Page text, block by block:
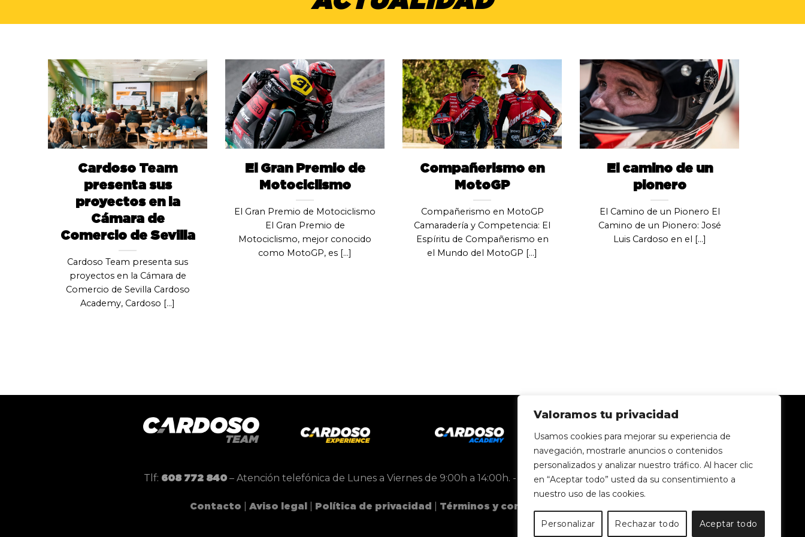
Valoramos tu privacidad
Usamos cookies para mejorar su experiencia de
navegación, mostrarle anuncios o contenidos
personalizados y analizar nuestro tráfico. Al hacer clic
en “Aceptar todo” usted da su consentimiento a
nuestro uso de las cookies.
Personalizar Rechazar todo Aceptar todo
Cardoso Team
presenta sus
proyectos en la
Cámara de
Comercio de Sevilla
Cardoso Team presenta sus
proyectos en la Cámara de
Comercio de Sevilla Cardoso
Academy, Cardoso [...]
El Gran Premio de
Motociclismo
El Gran Premio de Motociclismo
El Gran Premio de
Motociclismo, mejor conocido
como MotoGP, es [...]
Compañerismo en
MotoGP
Compañerismo en MotoGP
Camaradería y Competencia: El
Espíritu de Compañerismo en
el Mundo del MotoGP [...]
El camino de un
pionero
El Camino de un Pionero El
Camino de un Pionero: José
Luis Cardoso en el [...]
Tlf: 608 772 840 – Atención telefónica de Lunes a Viernes de 9:00h a 14:00h. - info@cardosoexperience.com
Contacto Aviso legal | Política de privacidad Términos y condiciones